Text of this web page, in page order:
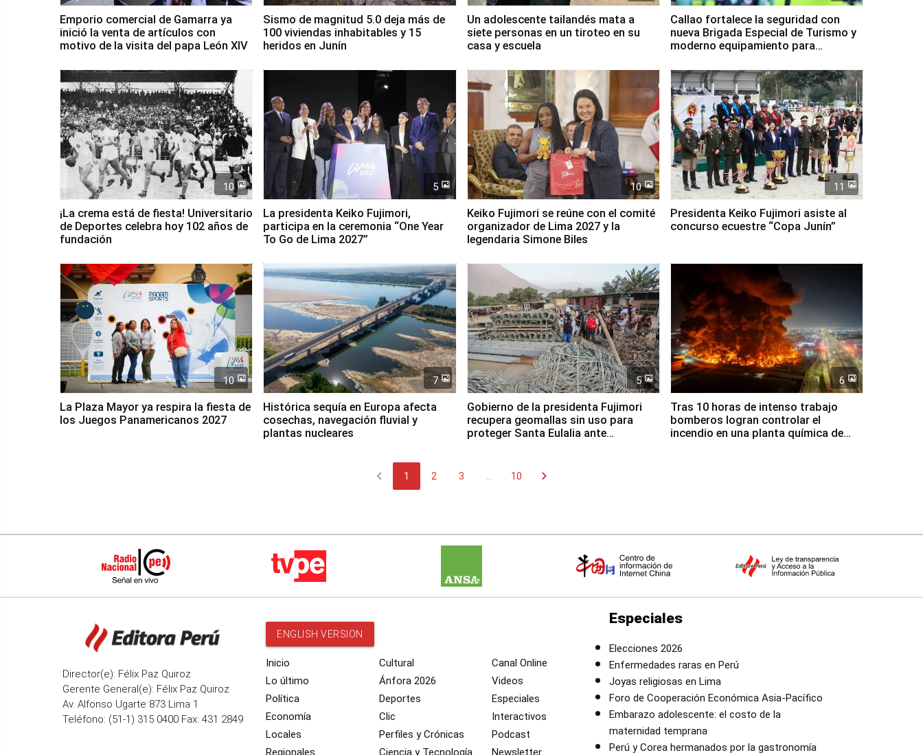
Emporio comercial de Gamarra ya
inició la venta de artículos con
motivo de la visita del papa León XIV
Sismo de magnitud 5.0 deja más de
100 viviendas inhabitables y 15
heridos en Junín
Un adolescente tailandés mata a
siete personas en un tiroteo en su
casa y escuela
Callao fortalece la seguridad con
nueva Brigada Especial de Turismo y
moderno equipamiento para
10
¡La crema está de fiesta! Universitario
de Deportes celebra hoy 102 años de
fundación
5
La presidenta Keiko Fujimori,
participa en la ceremonia “One Year
To Go de Lima 2027”
10
Keiko Fujimori se reúne con el comité
organizador de Lima 2027 y la
legendaria Simone Biles
11
Presidenta Keiko Fujimori asiste al
concurso ecuestre “Copa Junín”
10
La Plaza Mayor ya respira la fiesta de
los Juegos Panamericanos 2027
7
Histórica sequía en Europa afecta
cosechas, navegación fluvial y
plantas nucleares
5
Gobierno de la presidenta Fujimori
recupera geomallas sin uso para
proteger Santa Eulalia ante
6
Tras 10 horas de intenso trabajo
bomberos logran controlar el
incendio en una planta química de
chevron_left 1 2 3 10 chevron_right
Director(e): Félix Paz Quiroz
Gerente General(e): Félix Paz Quiroz
Av. Alfonso Ugarte 873 Lima 1
Teléfono: (51-1) 315 0400 Fax: 431 2849
ENGLISH VERSION
Inicio
Lo último
Política
Economía
Locales
Regionales
Cultural
Ánfora 2026
Deportes
Clic
Perfiles y Crónicas
Ciencia y Tecnología
Canal Online
Videos
Especiales
Interactivos
Podcast
Newsletter
Especiales
Elecciones 2026
Enfermedades raras en Perú
Joyas religiosas en Lima
Foro de Cooperación Económica Asia-Pacífico
Embarazo adolescente: el costo de la
maternidad temprana
Perú y Corea hermanados por la gastronomía